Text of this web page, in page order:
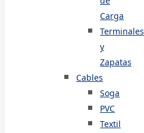
Carga
Terminales
y
Zapatas
Cables
Soga
PVC
Textil